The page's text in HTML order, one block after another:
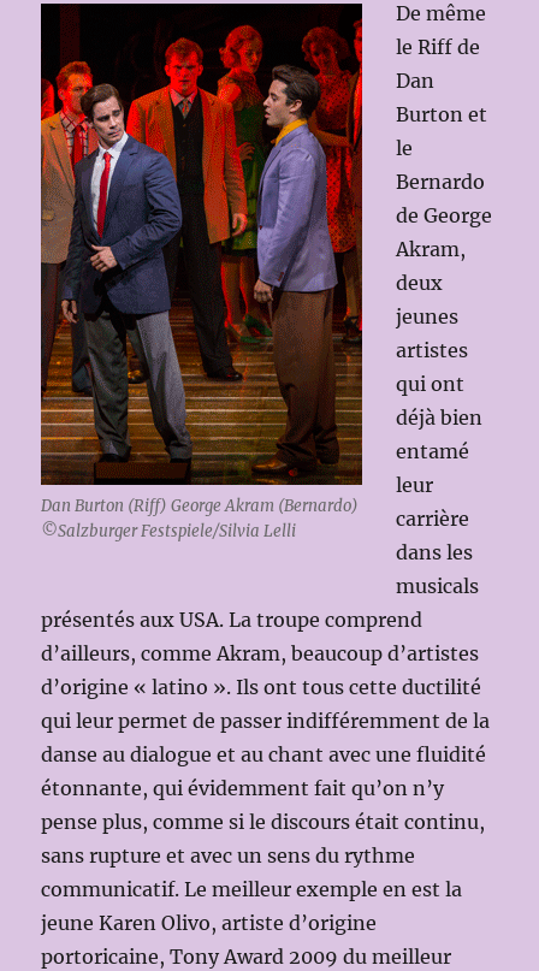
Dan Burton (Riff) George Akram (Bernardo)
©Salzburger Festspiele/Silvia Lelli
De même
le Riff de
Dan
Burton et
le
Bernardo
de George
Akram,
deux
jeunes
artistes
qui ont
déjà bien
entamé
leur
carrière
dans les
musicals
présentés aux USA. La troupe comprend
d’ailleurs, comme Akram, beaucoup d’artistes
d’origine « latino ». Ils ont tous cette ductilité
qui leur permet de passer indifféremment de la
danse au dialogue et au chant avec une fluidité
étonnante, qui évidemment fait qu’on n’y
pense plus, comme si le discours était continu,
sans rupture et avec un sens du rythme
communicatif. Le meilleur exemple en est la
jeune Karen Olivo, artiste d’origine
portoricaine, Tony Award 2009 du meilleur